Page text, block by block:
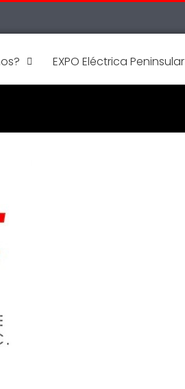
EXPO Eléctrica Peninsular